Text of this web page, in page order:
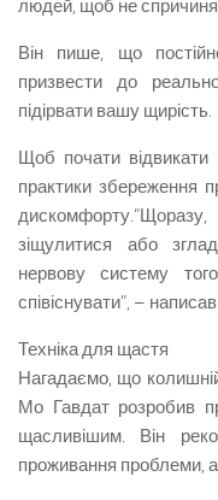
людей, щоб не
Він пише, що
призвести до
підірвати вашу щирість.
Щоб почати відвикати
практики збереження
зіщулитися або
нервову систему
співіснувати”, –
Техніка для щастя
Нагадаємо, що
Мо Гавдат розробив
щасливішим. Він
проживання проблеми, а